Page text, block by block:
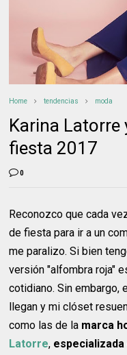
Home tendencias moda
Karina Latorre
fiesta 2017
0
Reconozco que cada
de fiesta para ir a un
me paralizo. Si bien
versión "alfombra roja"
cotidiano. Sin embargo,
llegan y mi clóset
como las de la marca
Latorre,